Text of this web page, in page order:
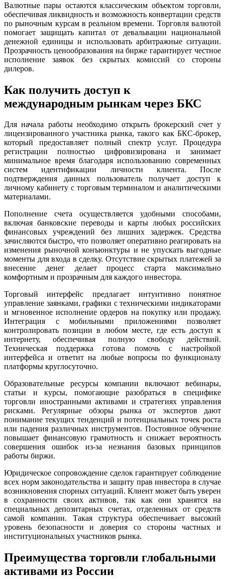
Валютные пары остаются классическим объектом торговли,
обеспечивая ликвидность и возможность конвертации средств
по рыночным курсам в реальном времени. Торговля валютой
помогает защищать капитал от девальвации национальной
денежной единицы и использовать арбитражные ситуации.
Прозрачность ценообразования на бирже гарантирует честное
исполнение заявок без скрытых комиссий со стороны
дилеров.
Как получить доступ к
международным рынкам через БКС
Для начала работы необходимо открыть брокерский счет у
лицензированного участника рынка, такого как БКС-брокер,
который предоставляет полный спектр услуг. Процедура
регистрации полностью цифровизирована и занимает
минимальное время благодаря использованию современных
систем идентификации личности клиента. После
подтверждения данных пользователь получает доступ к
личному кабинету с торговым терминалом и аналитическими
материалами.
Пополнение счета осуществляется удобными способами,
включая банковские переводы и карты любых российских
финансовых учреждений без лишних задержек. Средства
зачисляются быстро, что позволяет оперативно реагировать на
изменения рыночной конъюнктуры и не упускать выгодные
моменты для входа в сделку. Отсутствие скрытых платежей за
внесение денег делает процесс старта максимально
комфортным и прозрачным для каждого инвестора.
Торговый интерфейс предлагает интуитивно понятное
управление заянками, графики с техническими индикаторами
и мгновенное исполнение ордеров на покупку или продажу.
Интеграция с мобильными приложениями позволяет
контролировать позиции в любом месте, где есть доступ к
интернету, обеспечивая полную свободу действий.
Техническая поддержка готова помочь с настройкой
интерфейса и ответит на любые вопросы по функционалу
платформы круглосуточно.
Образовательные ресурсы компании включают вебинары,
статьи и курсы, помогающие разобраться в специфике
торговли иностранными активами и стратегиях управления
рисками. Регулярные обзоры рынка от экспертов дают
понимание текущих тенденций и потенциальных точек роста
или падения различных инструментов. Постоянное обучение
повышает финансовую грамотность и снижает вероятность
совершения ошибок из-за незнания базовых принципов
работы биржи.
Юридическое сопровождение сделок гарантирует соблюдение
всех норм законодательства и защиту прав инвестора в случае
возникновения спорных ситуаций. Клиент может быть уверен
в сохранности своих активов, так как они хранятся на
специальных депозитарных счетах, отделенных от средств
самой компании. Такая структура обеспечивает высокий
уровень безопасности и доверия со стороны частных и
институциональных участников рынка.
Преимущества торговли глобальными
активами из России